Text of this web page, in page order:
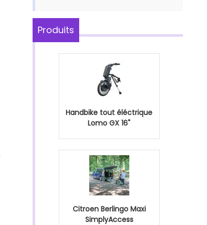
Produits
Handbike tout éléctrique
Lomo GX 16"
Citroen Berlingo Maxi
SimplyAccess